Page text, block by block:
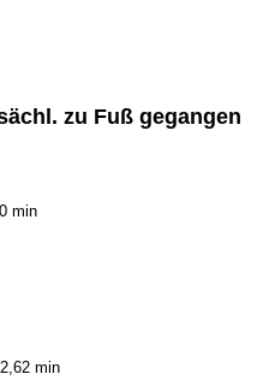
zu Fuß gegangen
min
min